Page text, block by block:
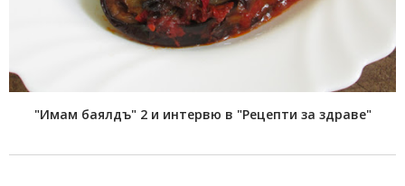
"Имам баялдъ" 2 и интервю в "Рецепти за здраве"